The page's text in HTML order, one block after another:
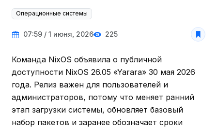
Операционные системы
07:59 / 1 июня, 2026 225
Команда NixOS объявила о публичной
доступности NixOS 26.05 «Yarara» 30 мая 2026
года. Релиз важен для пользователей и
администраторов, потому что меняет ранний
этап загрузки системы, обновляет базовый
набор пакетов и заранее обозначает сроки